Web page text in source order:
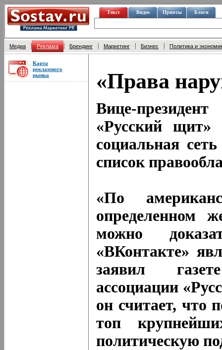
Текст Видео Принты Блоги
Медиа Реклама Брендинг Маркетинг Бизнес Политика и
Карта
рекламного
рынка
«Права
Вице-
«Русский
социальная
список
«По
определенном
можно
«ВКонтакте»
заявил
ассоциации
он считает, что
топ
политическую